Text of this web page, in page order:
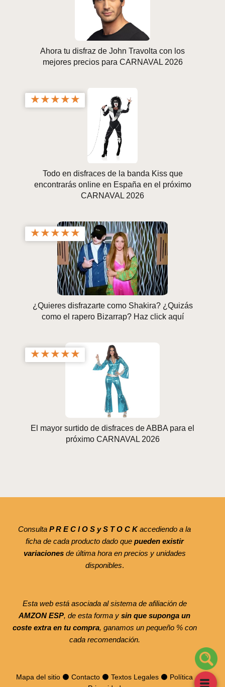
Ahora tu disfraz de John Travolta con los
mejores precios para CARNAVAL 2026
★★★★★
Todo en disfraces de la banda Kiss que
encontrarás online en España en el próximo
CARNAVAL 2026
★★★★★
¿Quieres disfrazarte como Shakira? ¿Quizás
como el rapero Bizarrap? Haz click aquí
★★★★★
El mayor surtido de disfraces de ABBA para el
próximo CARNAVAL 2026
Consulta P R E C I O S y S T O C Kaccediendo a la
ficha de cada producto dado que pueden existir
variacionesde última hora en precios y unidades
disponibles.
Esta web está asociada al sistema de afiliación de
AMZON ESP, de esta forma y sin que suponga un
coste extra en tu compra, ganamos un pequeño % con
cada recomendación.
Mapa del sitio ⚫ Contacto ⚫ Textos Legales ⚫ Política